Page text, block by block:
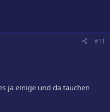
#11
ja einige und da tauchen